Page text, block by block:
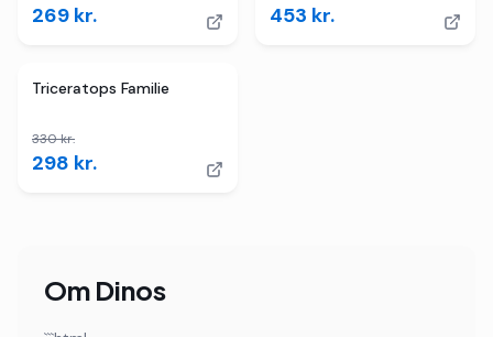
269 kr. 453 kr.
2butikker
Triceratops Familie
330kr.
298 kr.
Om Dinos